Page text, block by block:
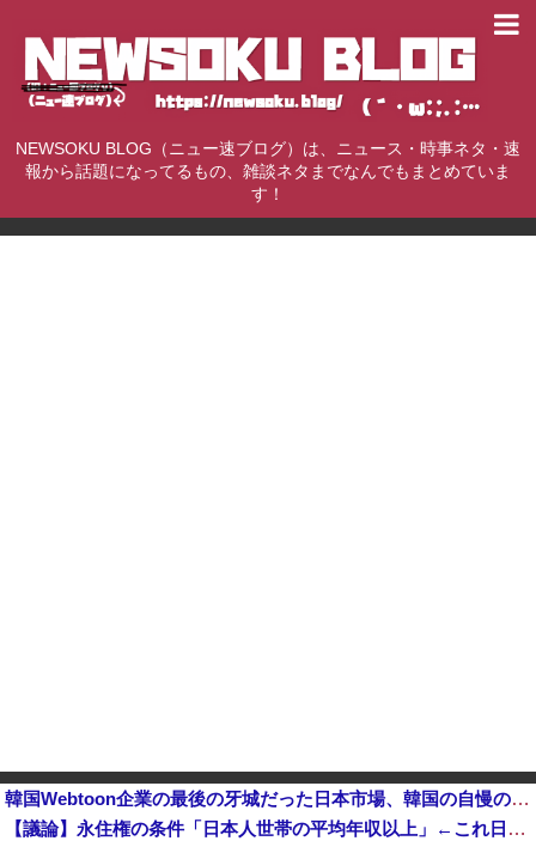
NEWSOKU BLOG（ニュー速ブログ）は、ニュース・時事ネタ・速
報から話題になってるもの、雑談ネタまでなんでもまとめていま
す！
韓国Webtoon企業の最後の牙城だった日本市場、韓国の自慢の種だった某アプリが遂に……他
【議論】永住権の条件「日本人世帯の平均年収以上」←これ日本人の半分もクリアできないだろ